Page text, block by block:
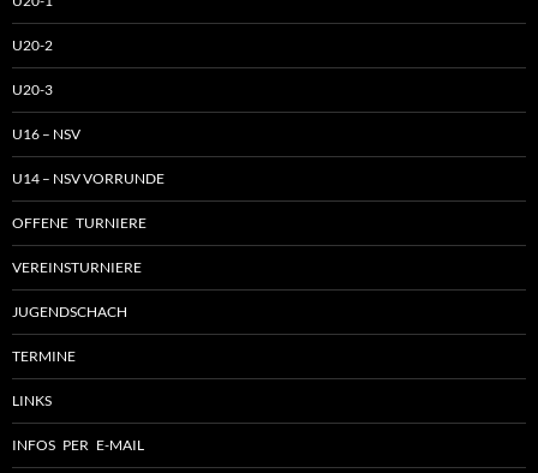
U20-2
U20-3
U16 – NSV
U14 – NSV VORRUNDE
OFFENE TURNIERE
VEREINSTURNIERE
JUGENDSCHACH
TERMINE
LINKS
INFOS PER E-MAIL